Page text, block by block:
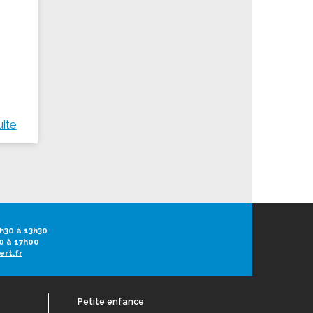
à 13h30
à 17h00
Petite enfance